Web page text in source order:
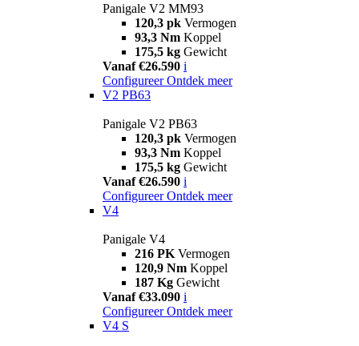
Panigale V2 MM93
120,3 pk Vermogen
93,3 Nm Koppel
175,5 kg Gewicht
Vanaf €26.590 i
Configureer Ontdek meer
V2 PB63
Panigale V2 PB63
120,3 pk Vermogen
93,3 Nm Koppel
175,5 kg Gewicht
Vanaf €26.590 i
Configureer Ontdek meer
V4
Panigale V4
216 PK Vermogen
120,9 Nm Koppel
187 Kg Gewicht
Vanaf €33.090 i
Configureer Ontdek meer
V4 S